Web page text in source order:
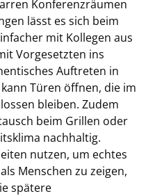
Konferenzräumen
lässt es sich beim
mit Kollegen aus
Vorgesetzten ins
Auftreten in
Türen öffnen, die im
bleiben. Zudem
beim Grillen oder
nachhaltig.
nutzen, um echtes
Menschen zu zeigen,
spätere